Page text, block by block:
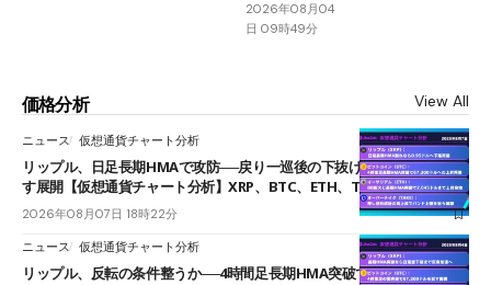
2026年08月04
日 09時49分
価格分析 View All
ニュース 仮想通貨チャート分析
リップル、日足長期HMAで攻防──戻り一巡後の下抜けで0.95ドルを試
す展開【仮想通貨チャート分析】XRP、BTC、ETH、TAKE
2026年08月07日 18時22分
ニュース 仮想通貨チャート分析
リップル、反転の条件整うか──4時間足長期HMA突破で雲下端を目指す